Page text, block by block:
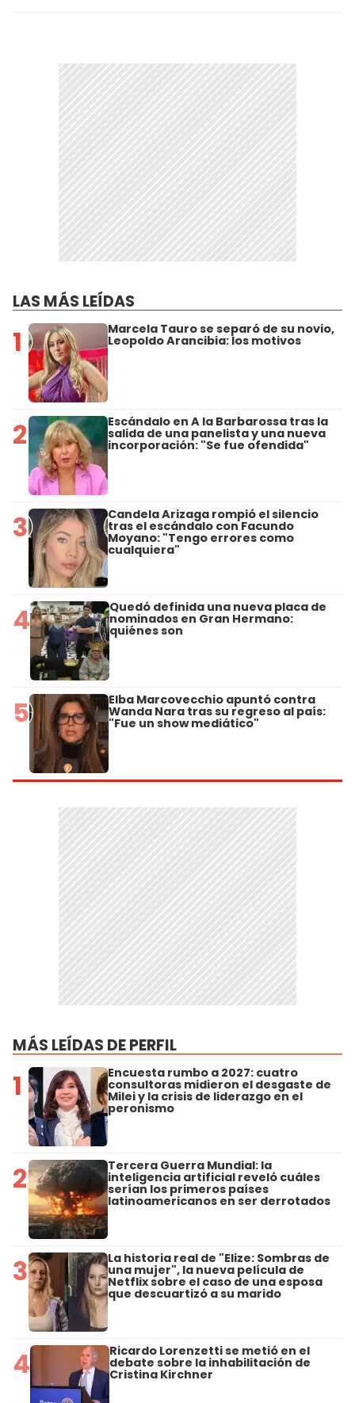
LAS MÁS LEÍDAS
1 Marcela Tauro se separó de su novio,
Leopoldo Arancibia: los motivos
2 Escándalo en A la Barbarossa tras la
salida de una panelista y una nueva
incorporación: "Se fue ofendida"
3 Candela Arizaga rompió el silencio
tras el escándalo con Facundo
Moyano: "Tengo errores como
cualquiera"
4 Quedó definida una nueva placa de
nominados en Gran Hermano:
quiénes son
5 Elba Marcovecchio apuntó contra
Wanda Nara tras su regreso al país:
"Fue un show mediático"
MÁS LEÍDAS DE PERFIL
1 Encuesta rumbo a 2027: cuatro
consultoras midieron el desgaste de
Milei y la crisis de liderazgo en el
peronismo
2 Tercera Guerra Mundial: la
inteligencia artificial reveló cuáles
serían los primeros países
latinoamericanos en ser derrotados
3 La historia real de "Elize: Sombras de
una mujer", la nueva película de
Netflix sobre el caso de una esposa
que descuartizó a su marido
4 Ricardo Lorenzetti se metió en el
debate sobre la inhabilitación de
Cristina Kirchner